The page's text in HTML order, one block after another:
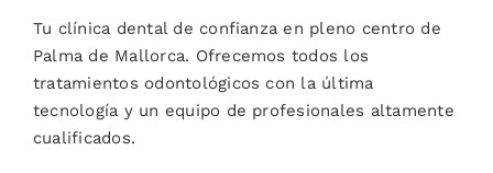
Tu clínica dental de confianza en pleno centro de
Palma de Mallorca. Ofrecemos todos los
tratamientos odontológicos con la última
tecnología y un equipo de profesionales altamente
cualificados.